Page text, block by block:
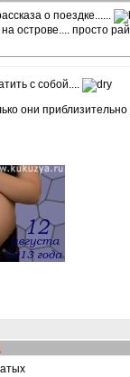
о поездке......
острове.... просто рай
с собой....
они